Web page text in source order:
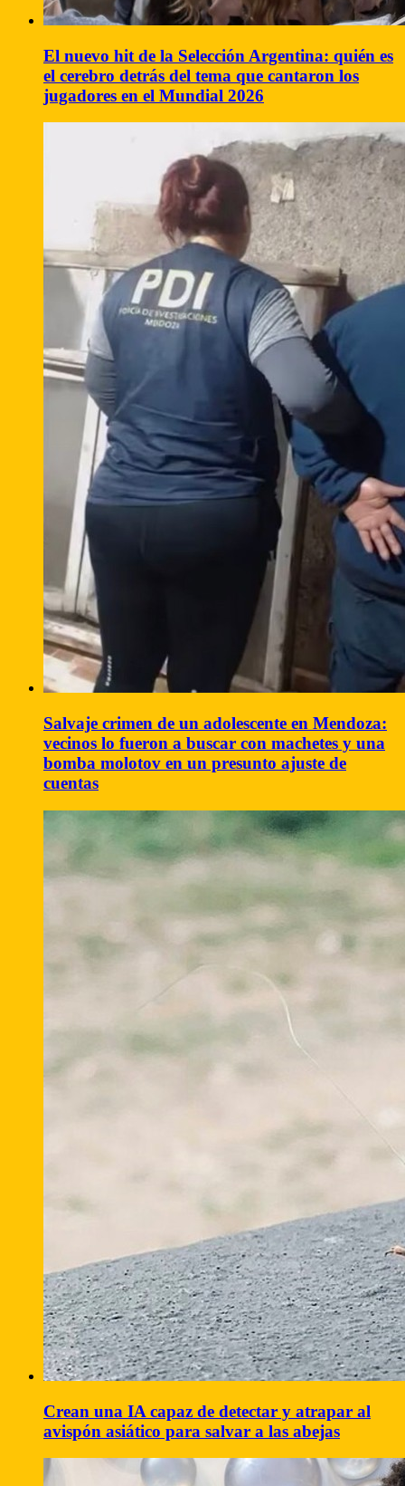
El nuevo hit de la Selección Argentina: quién es
el cerebro detrás del tema que cantaron los
jugadores en el Mundial 2026
Salvaje crimen de un adolescente en Mendoza:
vecinos lo fueron a buscar con machetes y una
bomba molotov en un presunto ajuste de
cuentas
Crean una IA capaz de detectar y atrapar al
avispón asiático para salvar a las abejas